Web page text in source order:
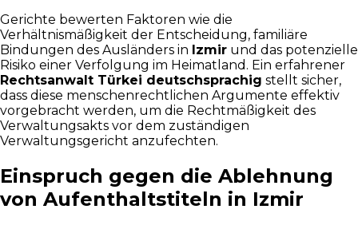
Gerichte bewerten Faktoren wie die
Verhältnismäßigkeit der Entscheidung, familiäre
Bindungen des Ausländers in Izmir und das potenzielle
Risiko einer Verfolgung im Heimatland. Ein erfahrener
Rechtsanwalt Türkei deutschsprachig stellt sicher,
dass diese menschenrechtlichen Argumente effektiv
vorgebracht werden, um die Rechtmäßigkeit des
Verwaltungsakts vor dem zuständigen
Verwaltungsgericht anzufechten.
Einspruch gegen die Ablehnung
von Aufenthaltstiteln in Izmir